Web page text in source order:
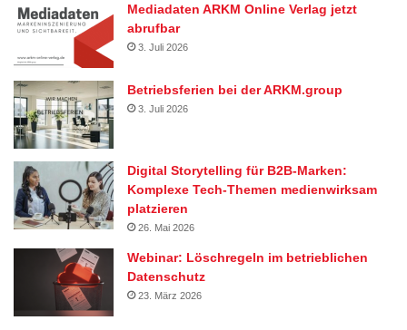
Mediadaten ARKM Online Verlag jetzt
abrufbar
3. Juli 2026
Betriebsferien bei der ARKM.group
3. Juli 2026
Digital Storytelling für B2B-Marken:
Komplexe Tech-Themen medienwirksam
platzieren
26. Mai 2026
Webinar: Löschregeln im betrieblichen
Datenschutz
23. März 2026